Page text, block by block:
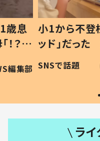
歳息
？」
編集部
小1から不登
ッド」だっ
作り続ける
#令和の子
SNSで話題
ライ